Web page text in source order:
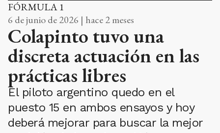
FÓRMULA 1
6 de junio de 2026 | hace 2 meses
Colapinto tuvo una
discreta actuación en las
prácticas libres
El piloto argentino quedo en el
puesto 15 en ambos ensayos y hoy
deberá mejorar para buscar la mejor